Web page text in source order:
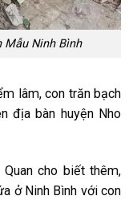
Mẫu Ninh Bình
lâm, con trăn bạch
địa bàn huyện Nho
cho biết thêm,
ởNinh Bình vớicon